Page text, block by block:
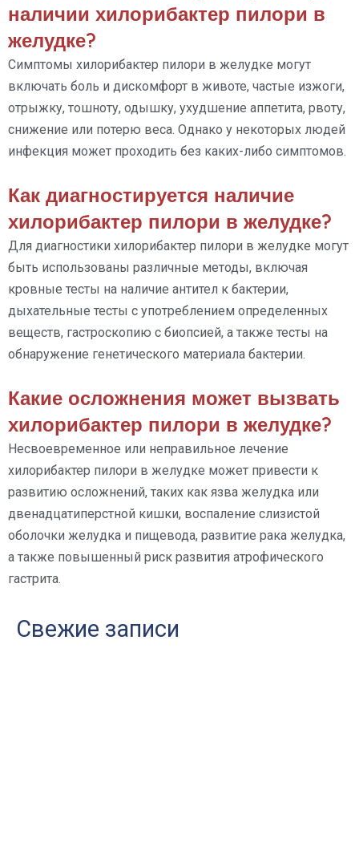
наличии хилорибактер пилори в
желудке?
Симптомы хилорибактер пилори в желудке могут
включать боль и дискомфорт в животе, частые изжоги,
отрыжку, тошноту, одышку, ухудшение аппетита, рвоту,
снижение или потерю веса. Однако у некоторых людей
инфекция может проходить без каких-либо симптомов.
Как диагностируется наличие
хилорибактер пилори в желудке?
Для диагностики хилорибактер пилори в желудке могут
быть использованы различные методы, включая
кровные тесты на наличие антител к бактерии,
дыхательные тесты с употреблением определенных
веществ, гастроскопию с биопсией, а также тесты на
обнаружение генетического материала бактерии.
Какие осложнения может вызвать
хилорибактер пилори в желудке?
Несвоевременное или неправильное лечение
хилорибактер пилори в желудке может привести к
развитию осложнений, таких как язва желудка или
двенадцатиперстной кишки, воспаление слизистой
оболочки желудка и пищевода, развитие рака желудка,
а также повышенный риск развития атрофического
гастрита.
Свежие записи